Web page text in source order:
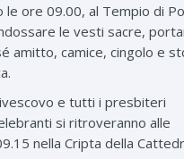
le ore 09.00, al Tempio di
le vesti sacre,
amitto, camice, cingolo e
e tutti i presbiteri
si ritroveranno alle
nella Cripta della